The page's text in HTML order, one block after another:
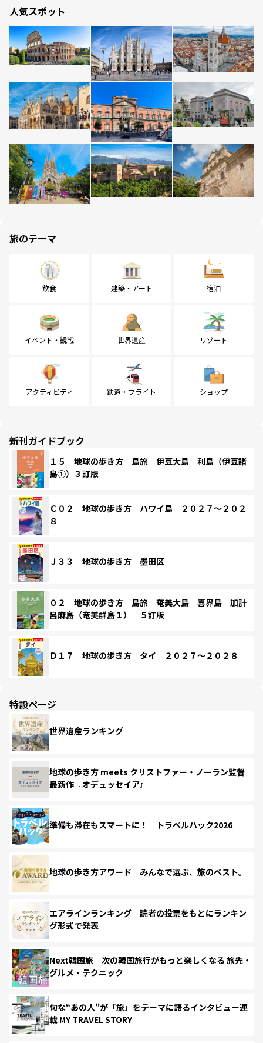
人気スポット
旅のテーマ
飲食 建築・アート 宿泊
イベント・観戦 世界遺産 リゾート
アクティビティ 鉄道・フライト ショップ
新刊ガイドブック
１５ 地球の歩き方 島旅 伊豆大島 利島（伊豆諸
島①）３訂版
Ｃ０２ 地球の歩き方 ハワイ島 ２０２７～２０２
８
Ｊ３３ 地球の歩き方 墨田区
０２ 地球の歩き方 島旅 奄美大島 喜界島 加計
呂麻島（奄美群島１） ５訂版
Ｄ１７ 地球の歩き方 タイ ２０２７～２０２８
特設ページ
世界遺産ランキング
地球の歩き方 meets クリストファー・ノーラン監督
最新作『オデュッセイア』
準備も滞在もスマートに！ トラベルハック2026
地球の歩き方アワード みんなで選ぶ、旅のベスト。
エアラインランキング 読者の投票をもとにランキン
グ形式で発表
Next韓国旅 次の韓国旅行がもっと楽しくなる 旅先・
グルメ・テクニック
旬な“あの人”が「旅」をテーマに語るインタビュー連
載 MY TRAVEL STORY